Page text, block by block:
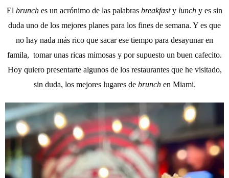
El brunch es un acrónimo de las palabras breakfasty lunch y es sin
duda uno de los mejores planes para los fines de semana. Y es que
no hay nada más rico que sacar ese tiempo para desayunar en
famila, tomar unas ricas mimosas y por supuesto un buen cafecito.
Hoy quiero presentarte algunos de los restaurantes que he visitado,
sin duda, los mejores lugares de brunchen Miami.